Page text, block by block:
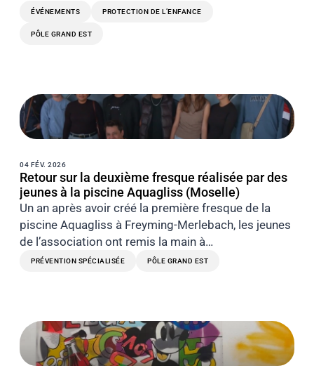
ÉVÉNEMENTS PROTECTION DE L’ENFANCE
PÔLE GRAND EST
04 FÉV. 2026
Retour sur la deuxième fresque réalisée par des
jeunes à la piscine Aquagliss (Moselle)
Un an après avoir créé la première fresque de la
piscine Aquagliss à Freyming-Merlebach, les jeunes
de l’association ont remis la main à…
PRÉVENTION SPÉCIALISÉE PÔLE GRAND EST